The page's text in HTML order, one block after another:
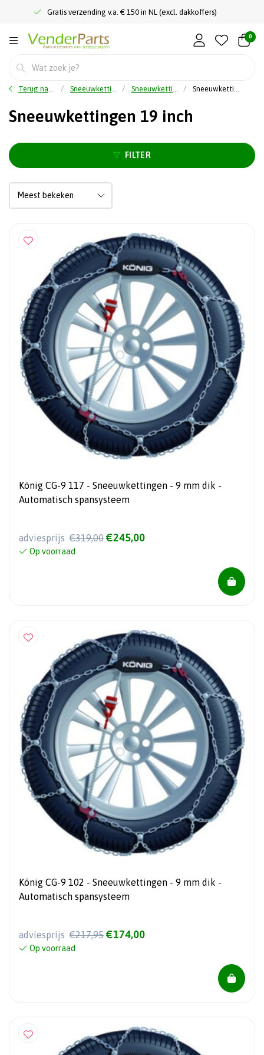
Gratis verzending v.a. € 150 in NL (excl. dakkoffers)
0
Terug naar home Sneeuwkettingen Sneeuwkettingen op Maat Sneeuwkettingen 19 inch
Sneeuwkettingen 19 inch
FILTER
König CG-9 117 - Sneeuwkettingen - 9 mm dik -
Automatisch spansysteem
adviesprijs €319,00 €245,00
Op voorraad
König CG-9 102 - Sneeuwkettingen - 9 mm dik -
Automatisch spansysteem
adviesprijs €217,95 €174,00
Op voorraad